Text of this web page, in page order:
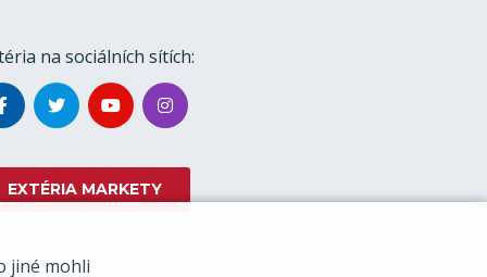
na sociálních sítích:
EXTÉRIA MARKETY
jiné mohli